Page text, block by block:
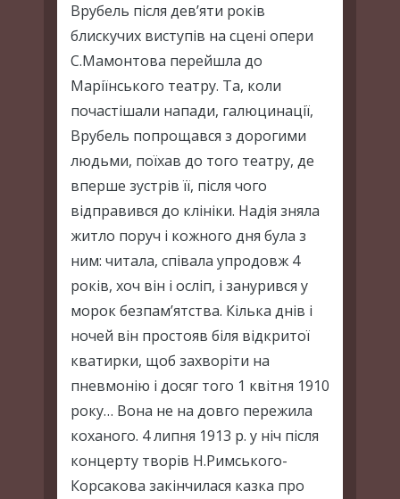
Врубель після дев’яти років
блискучих виступів на сцені опери
С.Мамонтова перейшла до
Маріїнського театру. Та, коли
почастішали напади, галюцинації,
Врубель попрощався з дорогими
людьми, поїхав до того театру, де
вперше зустрів її, після чого
відправився до клініки. Надія зняла
житло поруч і кожного дня була з
ним: читала, співала упродовж 4
років, хоч він і осліп, і занурився у
морок безпам’ятства. Кілька днів і
ночей він простояв біля відкритої
кватирки, щоб захворіти на
пневмонію і досяг того 1 квітня 1910
року… Вона не на довго пережила
коханого. 4 липня 1913 р. у ніч після
концерту творів Н.Римського-
Корсакова закінчилася казка про